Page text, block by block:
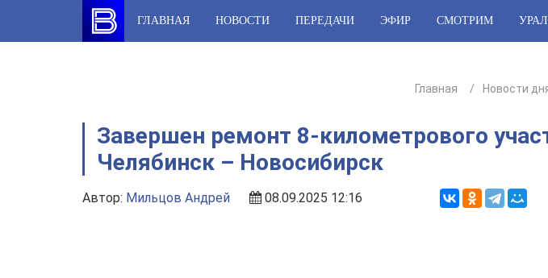
content
ГЛАВНАЯ НОВОСТИ ПЕРЕДАЧИ ЭФИР СМОТРИМ УРАЛ
Главная Новости
Завершен ремонт 8-километрового
Челябинск – Новосибирск
Автор: Мильцов Андрей 08.09.2025 12:16